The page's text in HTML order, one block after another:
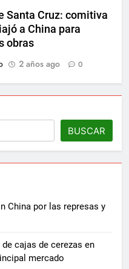
Santa Cruz: comitiva
a China para
obras
2 años ago 0
BUSCAR
China por las represas y
cajas de cerezas en
mercado